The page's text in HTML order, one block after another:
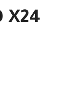
X24